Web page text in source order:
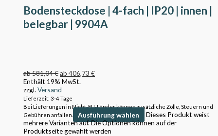
Bodensteckdose | 4-fach | IP20 | innen |
belegbar | 9904A
ab581,04€ab 406,73 €
Enthält 19% MwSt.
zzgl.Versand
Lieferzeit: 3-4 Tage
Bei Lieferungen in Nicht-EU-Länder können zusätzliche Zölle, Steuern und
Gebühren anfallen.
Ausführung wählen
Dieses Produkt weist
mehrere Varianten auf. Die Optionen können auf der
Produktseite gewählt werden